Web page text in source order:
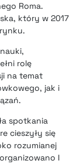
Roma.
który w 2017
rolę
na temat
, jak i
spotkania
cieszyły się
rozumianej
I